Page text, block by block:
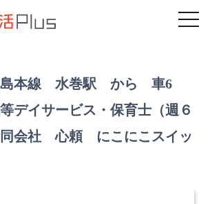
島本線 水巻駅 から 車6
デイサービス・保育士（週６
同会社 心頼 にこにこスイッ